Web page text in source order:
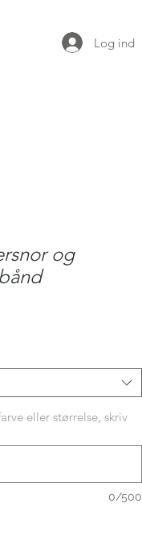
Log ind
og
eller størrelse, skriv
0/500